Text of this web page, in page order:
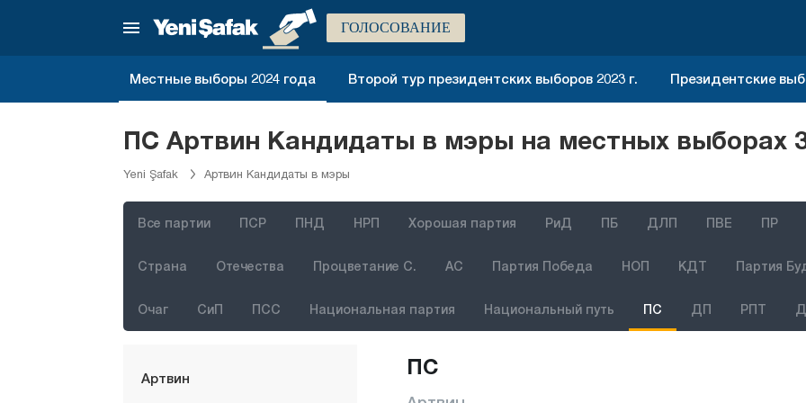
ГОЛОСОВАНИЕ
Местные выборы 2024 года Второй тур президентских выборов 2023 г. Президентские
ПС Артвин Кандидаты в мэры на местных выборах
Yeni Şafak Артвин Кандидаты в мэры
Все партии ПСР ПНД НРП Хорошая партия РиД ПБ ДЛП ПВЕ ПР
Страна Отечества Процветание С. АС Партия Победа НОП КДТ Партия
Очаг СиП ПСС Национальная партия Национальный путь ПС ДП РПТ
Стамбул
Адыяман
Агры
Анталия
Артвин
ПС